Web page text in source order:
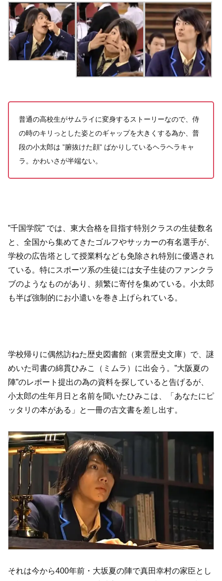
普通の高校生がサムライに変身するストーリーなので、侍
の時のキリっとした姿とのギャップを大きくする為か、普
段の小太郎は ”腑抜けた顔” ばかりしているヘラヘラキャ
ラ。かわいさが半端ない。
”千国学院” では、東大合格を目指す特別クラスの生徒数名
と、全国から集めてきたゴルフやサッカーの有名選手が、
学校の広告塔として授業料なども免除され特別に優遇され
ている。特にスポーツ系の生徒には女子生徒のファンクラ
ブのようなものがあり、頻繁に寄付を集めている。小太郎
も半ば強制的にお小遣いを巻き上げられている。
学校帰りに偶然訪ねた歴史図書館（東雲歴史文庫）で、謎
めいた司書の綿貫ひみこ（ミムラ）に出会う。”大阪夏の
陣”のレポート提出の為の資料を探していると告げるが、
小太郎の生年月日と名前を聞いたひみこは、「あなたにピ
ッタリの本がある」と一冊の古文書を差し出す。
それは今から400年前・大坂夏の陣で真田幸村の家臣とし